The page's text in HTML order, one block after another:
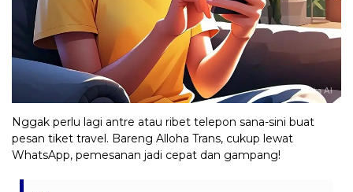
Nggak perlu lagi antre atau ribet telepon sana-sini buat
pesan tiket travel. Bareng Alloha Trans, cukup lewat
WhatsApp, pemesanan jadi cepat dan gampang!